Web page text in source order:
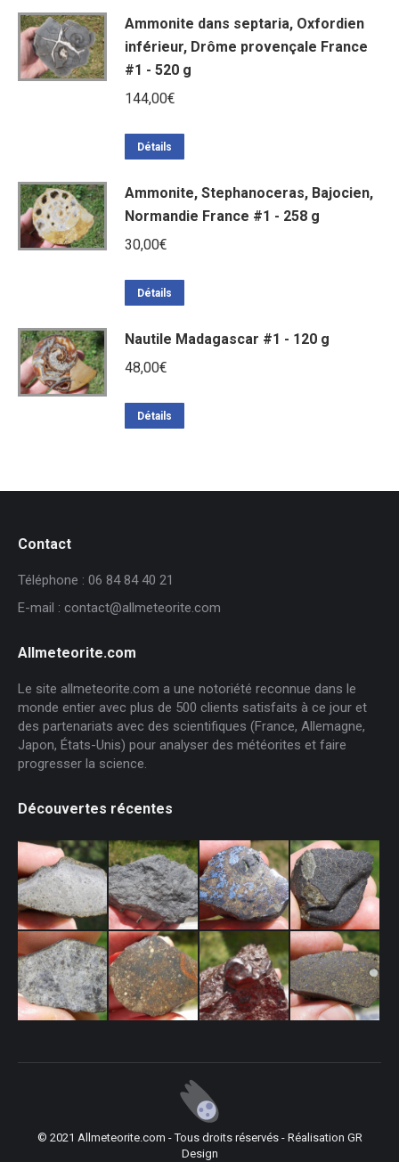
Ammonite dans septaria, Oxfordien
inférieur, Drôme provençale France
#1 - 520 g
144,00€
Détails
Ammonite, Stephanoceras, Bajocien,
Normandie France #1 - 258 g
30,00€
Détails
Nautile Madagascar #1 - 120 g
48,00€
Détails
Contact
Téléphone : 06 84 84 40 21
E-mail : contact@allmeteorite.com
Allmeteorite.com
Le site allmeteorite.com a une notoriété reconnue dans le
monde entier avec plus de 500 clients satisfaits à ce jour et
des partenariats avec des scientifiques (France, Allemagne,
Japon, États-Unis) pour analyser des météorites et faire
progresser la science.
Découvertes récentes
© 2021 Allmeteorite.com - Tous droits réservés - Réalisation GR
Design